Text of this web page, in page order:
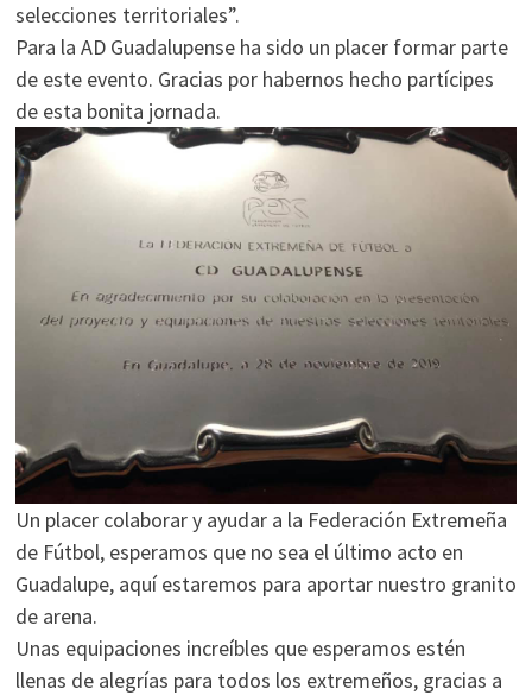
selecciones territoriales”.
Para la AD Guadalupense ha sido un placer formar parte
de este evento. Gracias por habernos hecho partícipes
de esta bonita jornada.
Un placer colaborar y ayudar a la Federación Extremeña
de Fútbol, esperamos que no sea el último acto en
Guadalupe, aquí estaremos para aportar nuestro granito
de arena.
Unas equipaciones increíbles que esperamos estén
llenas de alegrías para todos los extremeños, gracias a